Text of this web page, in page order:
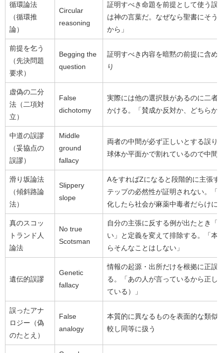
循環論法
（循環推
論）
Circular
reasoning
証明すべき命題を前提として使う誤
は神の言葉だ。なぜなら聖書にそう
から」
前提を乞う
（先決問題
要求）
Begging the
question
証明すべき内容を暗黙の前提に含め
り
虚偽の二分
法（二項対
立）
False
dichotomy
実際には他の選択肢があるのに二者
かける。「賛成か反対か、どちらか
中道の誤謬
（妥協点の
誤謬）
Middle
ground
fallacy
両者の中間が必ず正しいとする誤り
球体か平面かで割れているので中間
滑り坂論法
（傾斜路論
法）
Slippery
slope
AをすればZになると段階的に主張す
テップの必然性が証明されない。「
化したら社会が麻薬中毒者だらけに
真のスコッ
トランド人
論法
No true
Scotsman
自分の主張に反する例が出たとき「
い」と定義を変えて排除する。「本
らそんなことはしない」
遺伝的誤謬
Genetic
fallacy
情報の起源・出所だけを根拠に正誤
る。「あの人が言っているから正し
ている）」
誤ったアナ
ロジー（偽
のたとえ）
False
analogy
本質的に異なるものを表面的な類似
較し同等に扱う